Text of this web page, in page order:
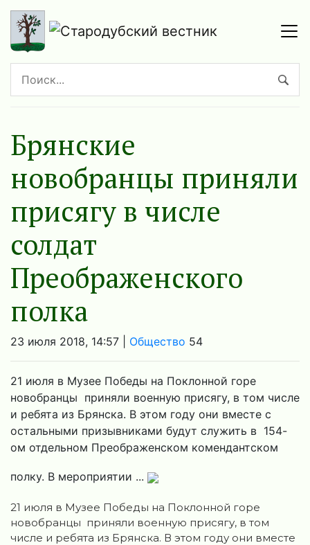
Брянские
новобранцы приняли
присягу в числе
солдат
Преображенского
полка
23 июля 2018, 14:57 | Общество 54
21 июля в Музее Победы на Поклонной горе
новобранцы приняли военную присягу, в том числе
и ребята из Брянска. В этом году они вместе с
остальными призывниками будут служить в 154-
ом отдельном Преображенском комендантском
полку. В мероприятии ...
21 июля в Музее Победы на Поклонной горе
новобранцы приняли военную присягу, в том
числе и ребята из Брянска. В этом году они вместе